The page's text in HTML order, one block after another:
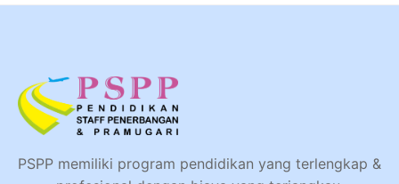
PSPP memiliki program pendidikan yang terlengkap &